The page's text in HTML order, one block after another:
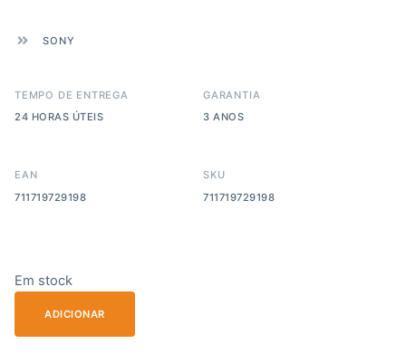
SONY
TEMPO DE ENTREGA
24 HORAS ÚTEIS
GARANTIA
3 ANOS
EAN
711719729198
SKU
711719729198
Em stock
ADICIONAR